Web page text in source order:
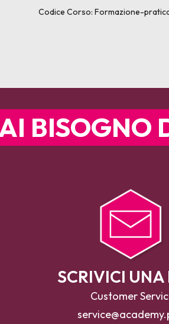
Codice Corso:Formazione-
BISOGNO
SCRIVICI
Customer